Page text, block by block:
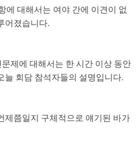
에 대해서는 여야 간에 이견이 없
어졌습니다.
문제에 대해서는 한 시간 이상 동안
늘 회담 참석자들의 설명입니다.
제쯤일지 구체적으로 얘기된 바가